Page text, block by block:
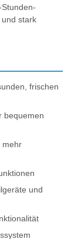
stark
frischen
bequemen
mehr
und